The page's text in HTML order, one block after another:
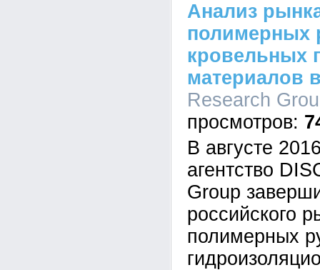
Анализ
полимерных
кровельных
материалов
Research
В августе
агентство
Group
российского
полимерных